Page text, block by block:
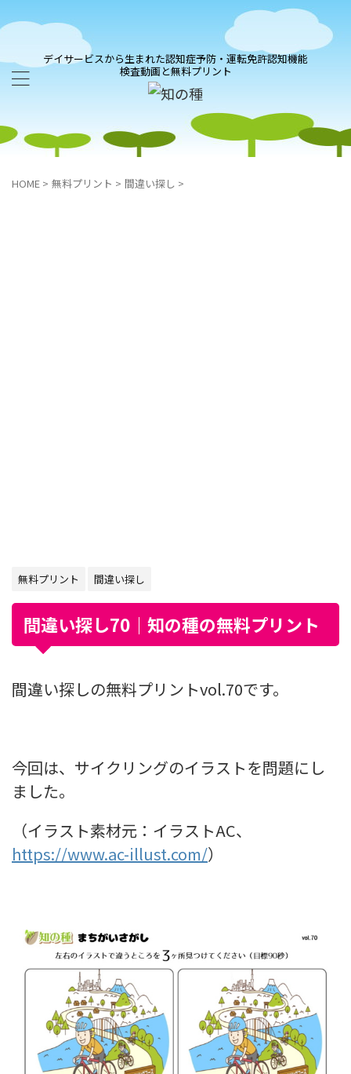
デイサービスから生まれた認知症予防・運転免許認知機能
検査動画と無料プリント
HOME > 無料プリント > 間違い探し >
無料プリント 間違い探し
間違い探し70｜知の種の無料プリント
間違い探しの無料プリントvol.70です。
今回は、サイクリングのイラストを問題にし
ました。
（イラスト素材元：イラストAC、
https://www.ac-illust.com/）